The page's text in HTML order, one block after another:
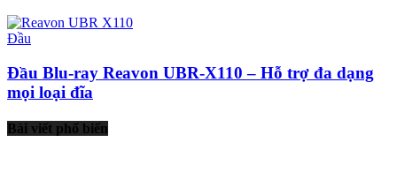
Đầu
Đầu Blu-ray Reavon UBR-X110 – Hỗ trợ đa dạng
mọi loại đĩa
Bài viết phổ biến